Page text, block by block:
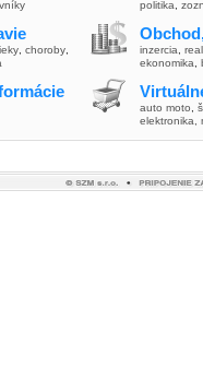
choroby
politika
inzercia
ekonomika
auto moto
elektronika,